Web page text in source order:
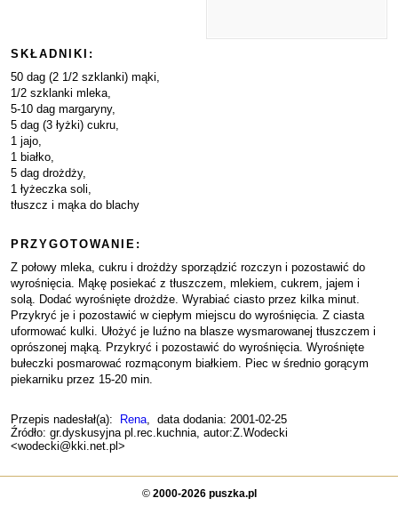
SKŁADNIKI:
50 dag (2 1/2 szklanki) mąki,
1/2 szklanki mleka,
5-10 dag margaryny,
5 dag (3 łyżki) cukru,
1 jajo,
1 białko,
5 dag drożdży,
1 łyżeczka soli,
tłuszcz i mąka do blachy
PRZYGOTOWANIE:
Z połowy mleka, cukru i drożdży sporządzić rozczyn i pozostawić do
wyrośnięcia. Mąkę posiekać z tłuszczem, mlekiem, cukrem, jajem i
solą. Dodać wyrośnięte drożdże. Wyrabiać ciasto przez kilka minut.
Przykryć je i pozostawić w ciepłym miejscu do wyrośnięcia. Z ciasta
uformować kulki. Ułożyć je luźno na blasze wysmarowanej tłuszczem i
oprószonej mąką. Przykryć i pozostawić do wyrośnięcia. Wyrośnięte
bułeczki posmarować rozmąconym białkiem. Piec w średnio gorącym
piekarniku przez 15-20 min.
Przepis nadesłał(a): Rena, data dodania: 2001-02-25
Źródło: gr.dyskusyjna pl.rec.kuchnia, autor:Z.Wodecki
<wodecki@kki.net.pl>
© 2000-2026 puszka.pl